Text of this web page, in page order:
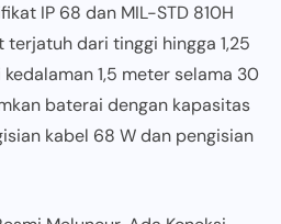
IP 68 dan MIL-STD 810H
dari tinggi hingga 1,25
1,5 meter selama 30
baterai dengan kapasitas
kabel 68 W dan pengisian